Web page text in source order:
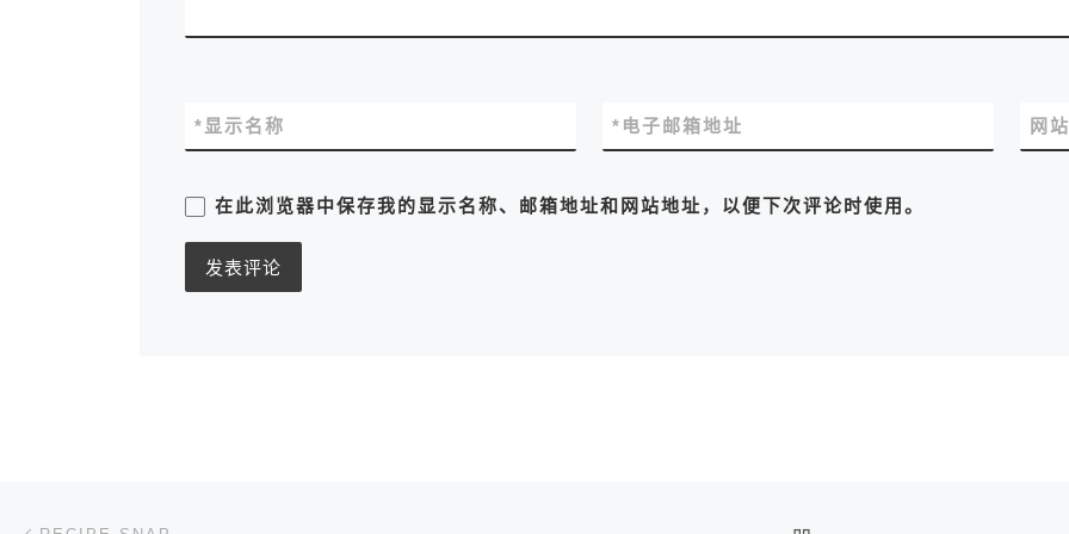
显示名称
* 电子邮箱地址
* 网
在此浏览器中保存我的显示名称、邮箱地址和网站地址，以便下次评论时使用。
文章导航